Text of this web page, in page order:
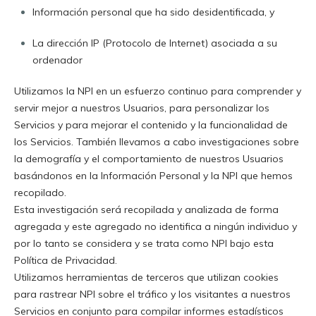
Información personal que ha sido desidentificada, y
La dirección IP (Protocolo de Internet) asociada a su
ordenador
Utilizamos la NPI en un esfuerzo continuo para comprender y
servir mejor a nuestros Usuarios, para personalizar los
Servicios y para mejorar el contenido y la funcionalidad de
los Servicios. También llevamos a cabo investigaciones sobre
la demografía y el comportamiento de nuestros Usuarios
basándonos en la Información Personal y la NPI que hemos
recopilado.
Esta investigación será recopilada y analizada de forma
agregada y este agregado no identifica a ningún individuo y
por lo tanto se considera y se trata como NPI bajo esta
Política de Privacidad.
Utilizamos herramientas de terceros que utilizan cookies
para rastrear NPI sobre el tráfico y los visitantes a nuestros
Servicios en conjunto para compilar informes estadísticos